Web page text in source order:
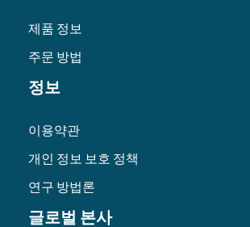
제품 정보
주문 방법
정보
이용약관
개인 정보 보호 정책
연구 방법론
글로벌 본사